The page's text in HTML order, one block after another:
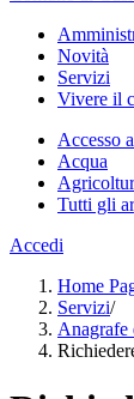
Novità
Servizi
Vivere il
Accesso
Acqua
Tutti gli
Accedi
Home
Servizi/
Anagrafe